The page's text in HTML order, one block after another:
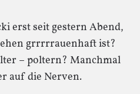
erst seit gestern Abend,
grrrrrauenhaft ist?
– poltern? Manchmal
auf die Nerven.